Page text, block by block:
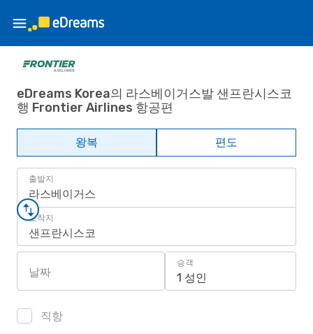
eDreams Korea의 라스베이거스발 샌프란시스코
행 Frontier Airlines 항공편
왕복 편도
출발지
라스베이거스
도착지
샌프란시스코
날짜
승객
1 성인
직항